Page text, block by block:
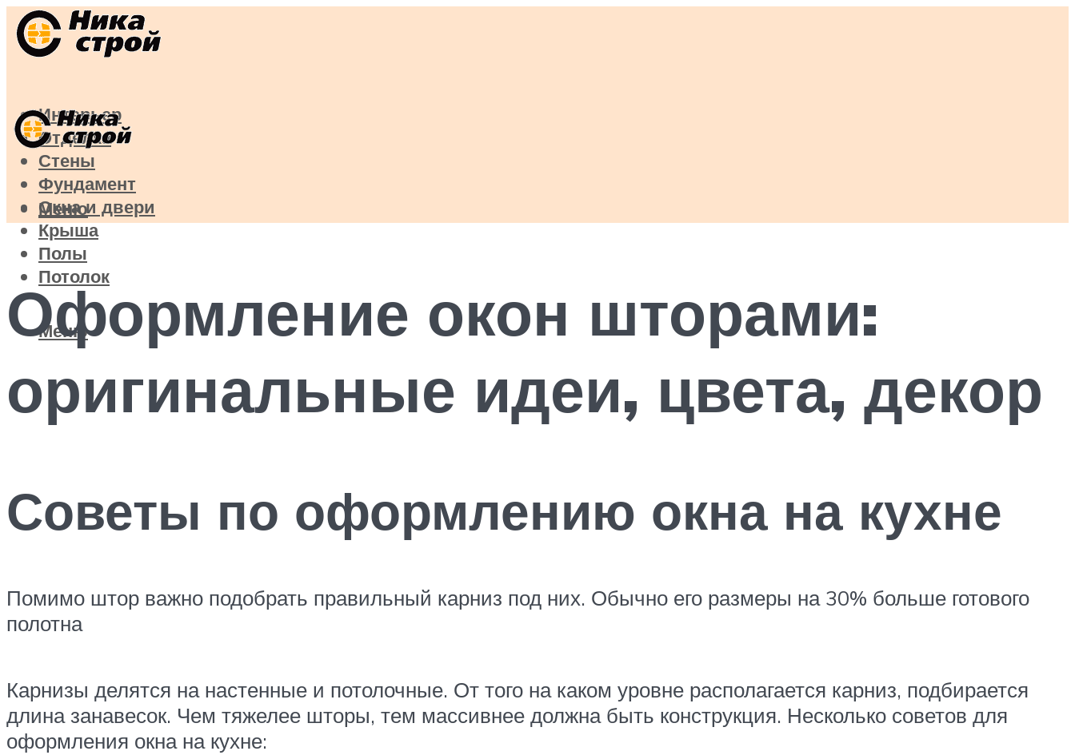
Интерьер
Отделка
Стены
Фундамент
Окна и двери
Крыша
Полы
Потолок
Меню
Меню
Оформление окон шторами:
оригинальные идеи, цвета, декор
Советы по оформлению окна на кухне
Помимо штор важно подобрать правильный карниз под них. Обычно его размеры на 30% больше готового
полотна
Карнизы делятся на настенные и потолочные. От того на каком уровне располагается карниз, подбирается
длина занавесок. Чем тяжелее шторы, тем массивнее должна быть конструкция. Несколько советов для
оформления окна на кухне: